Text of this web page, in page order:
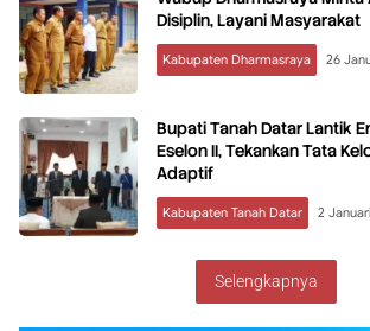
Disiplin, Layani Masyarakat
Kabupaten Dharmasraya 26
Bupati Tanah Datar Lantik
Eselon II, Tekankan Tata
Adaptif
Kabupaten Tanah Datar 2
Selengkapnya